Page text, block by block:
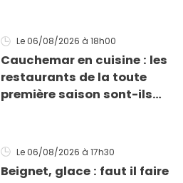
Le 06/08/2026 à 18h00
Cauchemar en cuisine : les
restaurants de la toute
première saison sont-ils
Le 06/08/2026 à 17h30
Beignet, glace : faut il faire